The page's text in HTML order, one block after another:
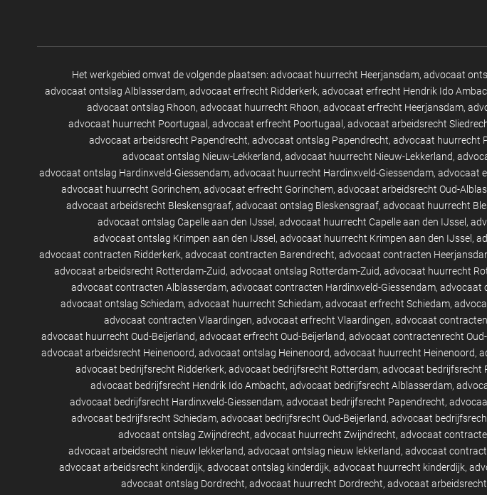
Het werkgebied omvat de volgende plaatsen: advocaat huurrecht Heerjansdam advocaat
advocaat ontslag Alblasserdam advocaat erfrecht Ridderkerk advocaat erfrecht Hendrik Ido
advocaat ontslag Rhoon advocaat huurrecht Rhoon advocaat erfrecht Heerjansdam
advocaat huurrecht Poortugaal
advocaat erfrecht Poortugaal advocaat arbeidsrecht
advocaat arbeidsrecht Papendrecht advocaat ontslag Papendrecht advocaat huurrecht
advocaat ontslag Nieuw-Lekkerland advocaat huurrecht Nieuw-Lekkerland
advocaat ontslag Hardinxveld-Giessendam advocaat huurrecht Hardinxveld-Giessendam advocaat
advocaat huurrecht Gorinchem advocaat erfrecht Gorinchem advocaat arbeidsrecht Oud-Alblas
advocaat arbeidsrecht Bleskensgraaf advocaat ontslag Bleskensgraaf advocaat huurrecht
advocaat ontslag Capelle aan den IJssel advocaat huurrecht Capelle aan den IJssel
advocaat ontslag Krimpen aan den IJssel advocaat huurrecht Krimpen aan den IJssel
advocaat contracten Ridderkerk advocaat contracten Barendrecht advocaat contracten
advocaat arbeidsrecht Rotterdam-Zuid advocaat ontslag Rotterdam-Zuid advocaat huurrecht
advocaat contracten Alblasserdam advocaat contracten Hardinxveld-Giessendam advocaat
advocaat ontslag Schiedam advocaat huurrecht Schiedam advocaat erfrecht Schiedam
advocaat contracten Vlaardingen advocaat erfrecht Vlaardingen advocaat
advocaat huurrecht Oud-Beijerland advocaat erfrecht Oud-Beijerland advocaat contractenrecht
advocaat arbeidsrecht Heinenoord advocaat ontslag Heinenoord advocaat huurrecht Heinenoord
advocaat bedrijfsrecht Ridderkerk advocaat bedrijfsrecht Rotterdam advocaat bedrijfsrecht
advocaat bedrijfsrecht Hendrik Ido Ambacht advocaat bedrijfsrecht Alblasserdam
advocaat bedrijfsrecht Hardinxveld-Giessendam advocaat bedrijfsrecht Papendrecht
advocaat bedrijfsrecht Schiedam advocaat bedrijfsrecht Oud-Beijerland advocaat
advocaat ontslag Zwijndrecht advocaat huurrecht Zwijndrecht advocaat
advocaat arbeidsrecht nieuw lekkerland advocaat ontslag nieuw lekkerland advocaat
advocaat arbeidsrecht kinderdijk advocaat ontslag kinderdijk advocaat huurrecht kinderdijk
advocaat ontslag Dordrecht advocaat huurrecht Dordrecht advocaat